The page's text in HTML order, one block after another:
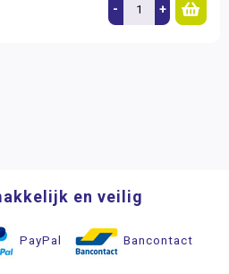
- +
en veilig
PayPal Bancontact